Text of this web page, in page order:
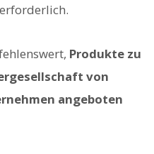
Produkte zu
von
angeboten